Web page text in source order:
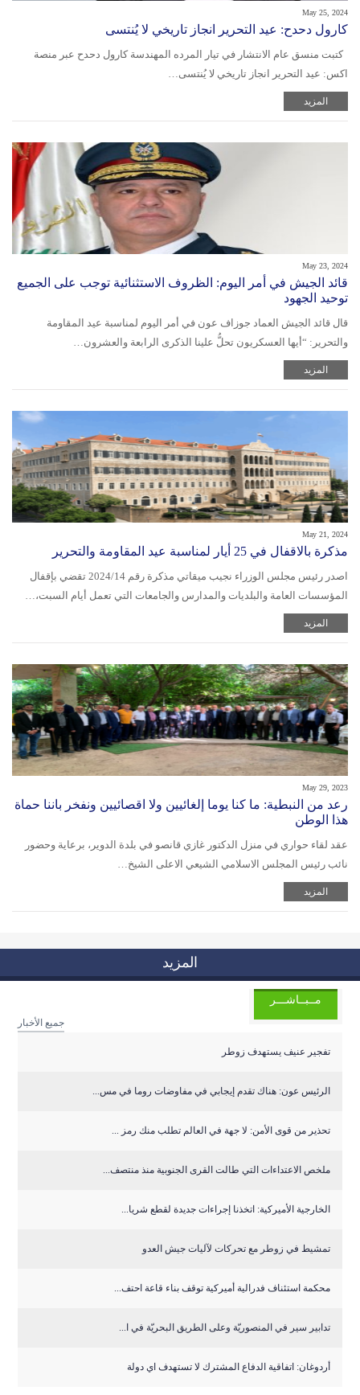
May 25, 2024
كارول دحدح: عيد التحرير انجاز تاريخي لا يُنتسى
كتبت منسق عام الانتشار في تيار المرده المهندسة كارول دحدح عبر منصة
اكس: عيد التحرير انجاز تاريخي لا يُنتسى…
المزيد
May 23, 2024
قائد الجيش في أمر اليوم: الظروف الاستثنائية توجب على الجميع
توحيد الجهود
قال قائد الجيش العماد جوزاف عون في أمر اليوم لمناسبة عيد المقاومة
والتحرير: “أيها العسكريون تحلُّ علينا الذكرى الرابعة والعشرون…
المزيد
May 21, 2024
مذكرة بالاقفال في 25 أيار لمناسبة عيد المقاومة والتحرير
اصدر رئيس مجلس الوزراء نجيب ميقاتي مذكرة رقم 2024/14 تقضي بإقفال
المؤسسات العامة والبلديات والمدارس والجامعات التي تعمل أيام السبت،…
المزيد
May 29, 2023
رعد من النبطية: ما كنا يوما إلغائيين ولا اقصائيين ونفخر باننا حماة
هذا الوطن
عقد لقاء حواري في منزل الدكتور غازي قانصو في بلدة الدوير، برعاية وحضور
نائب رئيس المجلس الاسلامي الشيعي الاعلى الشيخ…
المزيد
المزيد
مــبــاشـــر
جميع الأخبار
تفجير عنيف يستهدف زوطر
الرئيس عون: هناك تقدم إيجابي في مفاوضات روما في مس...
تحذير من قوى الأمن: لا جهة في العالم تطلب منك رمز ...
ملخص الاعتداءات التي طالت القرى الجنوبية منذ منتصف...
الخارجية الأميركية: اتخذنا إجراءات جديدة لقطع شريا...
تمشيط في زوطر مع تحركات لآليات جيش العدو
‏محكمة استئناف فدرالية أميركية توقف بناء قاعة احتف...
تدابير سير في المنصوريّة وعلى الطريق البحريّة في ا...
أردوغان: اتفاقية الدفاع المشترك لا تستهدف اي دولة